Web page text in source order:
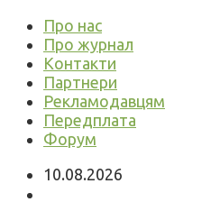
Про нас
Про журнал
Контакти
Партнери
Рекламодавцям
Передплата
Форум
10.08.2026